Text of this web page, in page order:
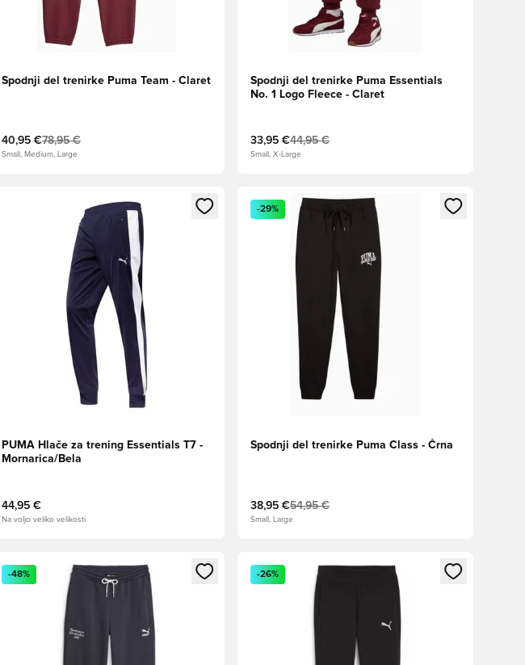
Spodnji del trenirke Puma Team - Claret
40,95 €78,95 €
Small, Medium, Large
Spodnji del trenirke Puma Essentials
No. 1 Logo Fleece - Claret
33,95 €44,95 €
Small, X-Large
Odpre Modal za prijavo ali vpis kot član
PUMA Hlače za trening Essentials T7 -
Mornarica/Bela
44,95 €
Na voljo veliko velikosti
Odpre Modal za prijavo ali vpis kot član
-29%
Spodnji del trenirke Puma Class - Črna
38,95 €54,95 €
Small, Large
Odpre Modal za prijavo ali vpis kot član
-48%
Odpre Modal za prijavo ali vpis kot član
-26%